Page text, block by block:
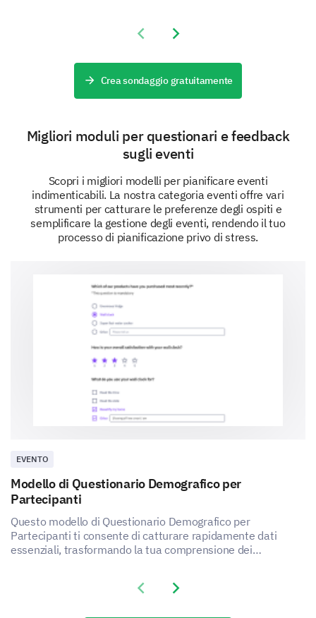
your interest:
Workshops/Seminars
Games
Cultural Performances
We value your insights! Please share any additional
thoughts or suggestions you may have.
Do you have any special requests or
suggestions for the event?
How did you hear about our event?
Email invitation
Social media
Previous slide
Next slide
Crea sondaggio gratuitamente
Migliori moduli per questionari e feedback
sugli eventi
Scopri i migliori modelli per pianificare eventi
indimenticabili. La nostra categoria eventi offre vari
strumenti per catturare le preferenze degli ospiti e
semplificare la gestione degli eventi, rendendo il tuo
processo di pianificazione privo di stress.
EVENTO
Modello di Questionario Demografico per
Partecipanti
Questo modello di Questionario Demografico per
Partecipanti ti consente di catturare rapidamente dati
essenziali, trasformando la tua comprensione dei
Previous slide
Next slide